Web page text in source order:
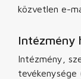
közvetlen e-
Intézmény
Intézmény,
tevékenysége